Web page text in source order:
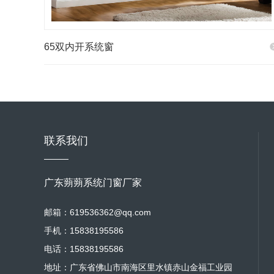
65双内开系统窗
联系我们
广东蒴蒴系统门窗厂家
邮箱：619536362@qq.com
手机：15838195586
电话：15838195586
地址：广东省佛山市南海区里水镇赤山金福工业园